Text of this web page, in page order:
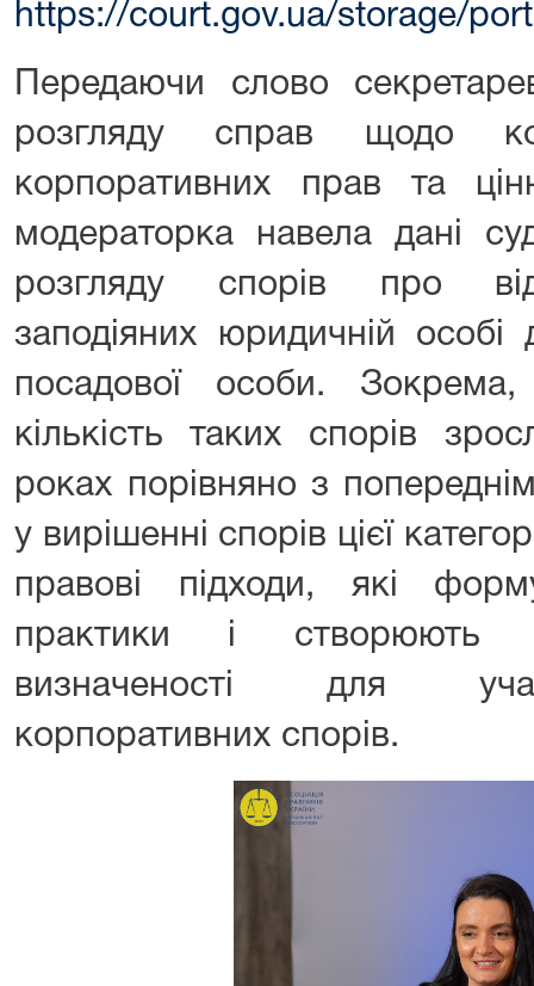
https://court.gov.ua/storage/
Передаючи слово
розгляду справ щодо
корпоративних прав та
модераторка навела дані
розгляду спорів про
заподіяних юридичній особі
посадової особи.
кількість таких спорів
роках порівняно з
у вирішенні спорів цієї
правові підходи, які
практики і створюють
визначеності для
корпоративних спорів.